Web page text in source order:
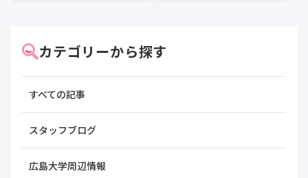
カテゴリーから探す
すべての記事
スタッフブログ
広島大学周辺情報